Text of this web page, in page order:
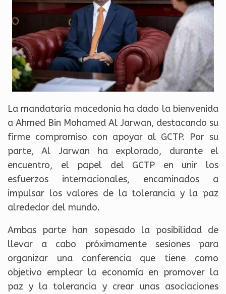
La mandataria macedonia ha dado la bienvenida
a Ahmed Bin Mohamed Al Jarwan, destacando su
firme compromiso con apoyar al GCTP. Por su
parte, Al Jarwan ha explorado, durante el
encuentro, el papel del GCTP en unir los
esfuerzos internacionales, encaminados a
impulsar los valores de la tolerancia y la paz
alrededor del mundo.
Ambas parte han sopesado la posibilidad de
llevar a cabo próximamente sesiones para
organizar una conferencia que tiene como
objetivo emplear la economía en promover la
paz y la tolerancia y crear unas asociaciones